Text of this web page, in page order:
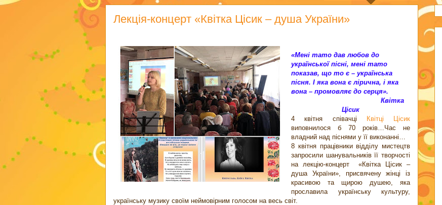
Лекція-концерт «Квітка Цісик – душа України»
«Мені тато дав любов до
української пісні, мені тато
показав, що то є – українська
пісня. І яка вона є лірична, і яка
вона – промовляє до серця».
Квітка
Цісик
4 квітня співачці
Квітці Цісик
виповнилося б 70 років…Час не
владний над піснями у її виконанні…
8 квітня працівники відділу мистецтв
запросили шанувальників її творчості
на лекцію-концерт «Квітка Цісик –
душа України», присвячену жінці із
красивою та щирою душею, яка
прославила українську культуру,
українську музику своїм неймовірним голосом на весь світ.